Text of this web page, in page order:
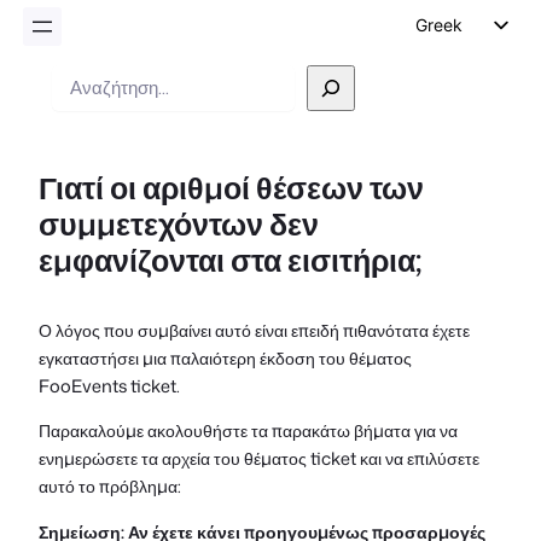
Greek
Spanish
Portuguese
Polish
Αναζήτηση
Γιατί οι αριθμοί θέσεων των
συμμετεχόντων δεν
εμφανίζονται στα εισιτήρια;
Ο λόγος που συμβαίνει αυτό είναι επειδή πιθανότατα έχετε
εγκαταστήσει μια παλαιότερη έκδοση του θέματος
FooEvents ticket.
Παρακαλούμε ακολουθήστε τα παρακάτω βήματα για να
ενημερώσετε τα αρχεία του θέματος ticket και να επιλύσετε
αυτό το πρόβλημα:
Σημείωση: Αν έχετε κάνει προηγουμένως προσαρμογές